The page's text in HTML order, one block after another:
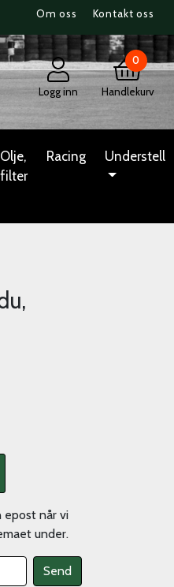
Om oss Kontakt oss
Logg inn
0
Handlekurv
Olje,
filter
Racing Understell
epost når vi
under.